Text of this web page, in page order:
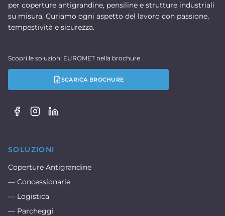
per coperture antigrandine, pensiline e strutture industriali
su misura. Curiamo ogni aspetto del lavoro con passione,
tempestività e sicurezza.
Scopri le soluzioni EUROMET nella brochure
SCARICA BROCHURE
SOLUZIONI
Coperture Antigrandine
— Concessionarie
— Logistica
— Parcheggi